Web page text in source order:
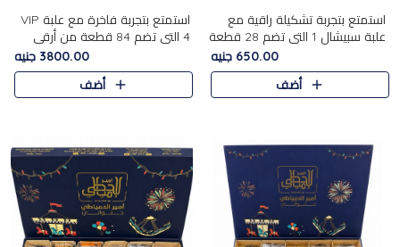
استمتع بتجربة تشكيلة راقية مع
علبة سبيشال 1 التي تضم 28 قطعة
من تشكيلة مختارة بعناية من أفخر
حلويات المولد المصرية الأصلية
الشرقية. تحتوي ال..
650.00 جنيه
أضف
استمتع بتجربة فاخرة مع علبة VIP
4 التي تضم 84 قطعة من أرقى
حلويات المولد الشرقية، في تشكيلة
غنية تجمع بين الحلويات التقليدية
والمكسرات الفاخرة. تحتوي العلبة
3800.00 جنيه
أضف